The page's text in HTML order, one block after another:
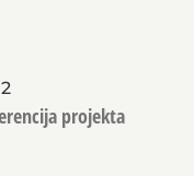
projekta